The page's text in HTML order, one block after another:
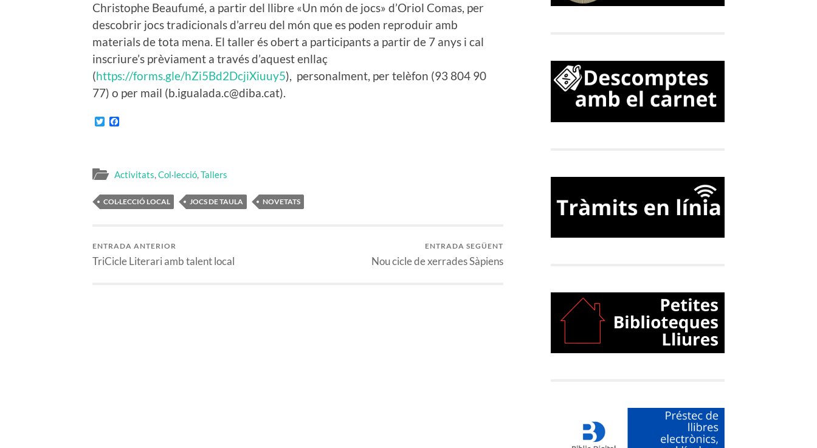
Christophe Beaufumé, a partir del llibre «Un món de jocs» d’Oriol Comas, per
descobrir jocs tradicionals d’arreu del món que es poden reproduir amb
materials de tota mena. El taller és obert a participants a partir de 7 anys i cal
inscriure’s prèviament a través d’aquest enllaç
(https://forms.gle/hZi5Bd2DcjiXiuuy5), personalment, per telèfon (93 804 90
77) o per mail (b.igualada.c@diba.cat).
Twitter
Activitats,Col·lecció,Tallers
COL·LECCIÓ LOCAL JOCS DE TAULA NOVETATS
ENTRADA ANTERIOR
TriCicle Literari amb talent local
ENTRADA SEGÜENT
Nou cicle de xerrades Sàpiens